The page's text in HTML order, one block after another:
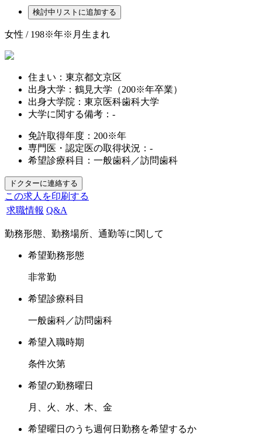
女性 / 198※年※月生まれ
住まい： 東京都文京区
出身大学： 鶴見大学（200※年卒業）
出身大学院： 東京医科歯科大学
大学に関する備考： -
免許取得年度： 200※年
専門医・認定医の取得状況： -
希望診療科目： 一般歯科／訪問歯科
この求人を印刷する
求職情報 Q&A
勤務形態、勤務場所、通勤等に関して
希望勤務形態
非常勤
希望診療科目
一般歯科／訪問歯科
希望入職時期
条件次第
希望の勤務曜日
月、火、水、木、金
希望曜日のうち週何日勤務を希望するか